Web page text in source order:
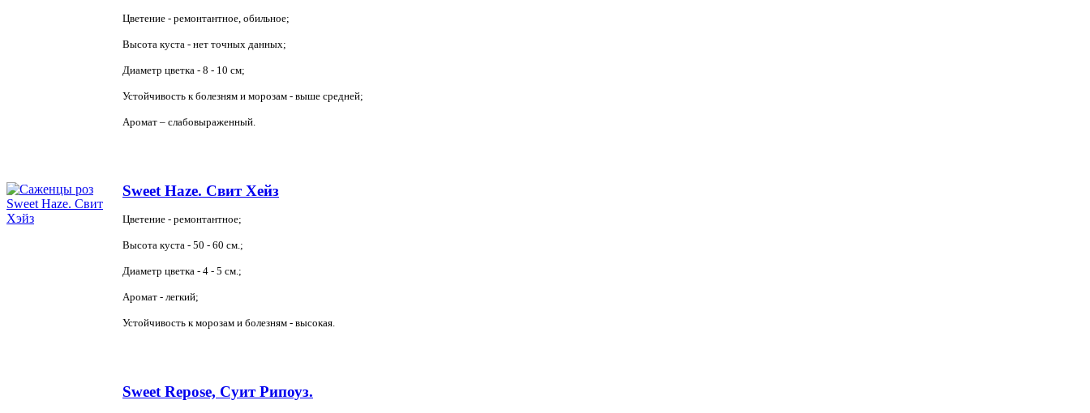
Цветение - ремонтантное, обильное;
Высота куста - нет точных данных;
Диаметр цветка - 8 - 10 см;
Устойчивость к болезням и морозам - выше средней;
Аромат – слабовыраженный.
Sweet Haze. Свит Хейз
Цветение - ремонтантное;
Высота куста - 50 - 60 см.;
Диаметр цветка - 4 - 5 см.;
Аромат - легкий;
Устойчивость к морозам и болезням - высокая.
Sweet Repose, Суит Рипоуз.